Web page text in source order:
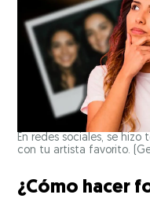
En redes sociales, se
con tu artista favorito.
¿Cómo hacer